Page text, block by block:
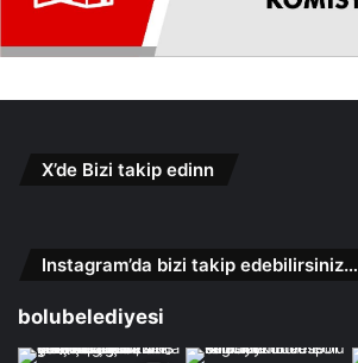
X’de Bizi takip edinn
Instagram’da bizi takip edebilirsiniz…
bolubelediyesi